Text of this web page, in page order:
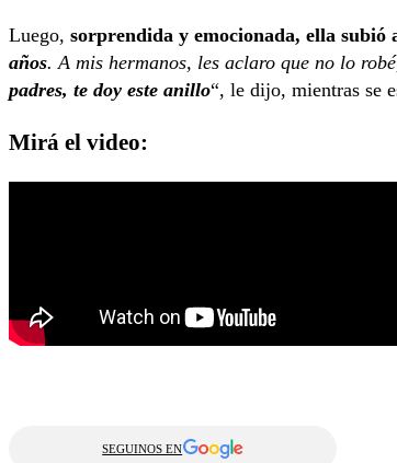
Luego, sorprendida y emocionada, ella subió
años. A mis hermanos, les aclaro que no lo
padres, te doy este anillo“, le dijo, mientras se
Mirá el video:
SEGUINOS EN